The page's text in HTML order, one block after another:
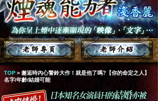
TOP > 邂逅時內心警鈴大作！就是他了嗎?【你的命定之人】
名字/年齡/結婚可能